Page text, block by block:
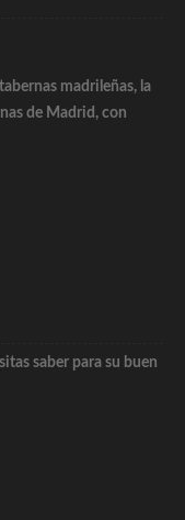
madrileñas, la
de Madrid, con
saber para su buen